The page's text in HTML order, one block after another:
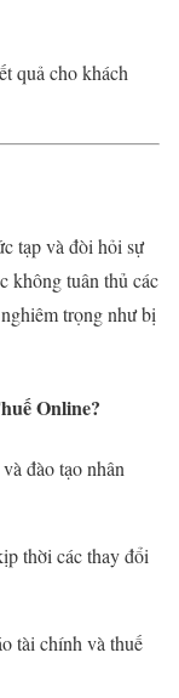
quả cho khách
tạp và đòi hỏi sự
không tuân thủ các
trọng như bị
Online?
đào tạo nhân
thời các thay đổi
tài chính và thuế